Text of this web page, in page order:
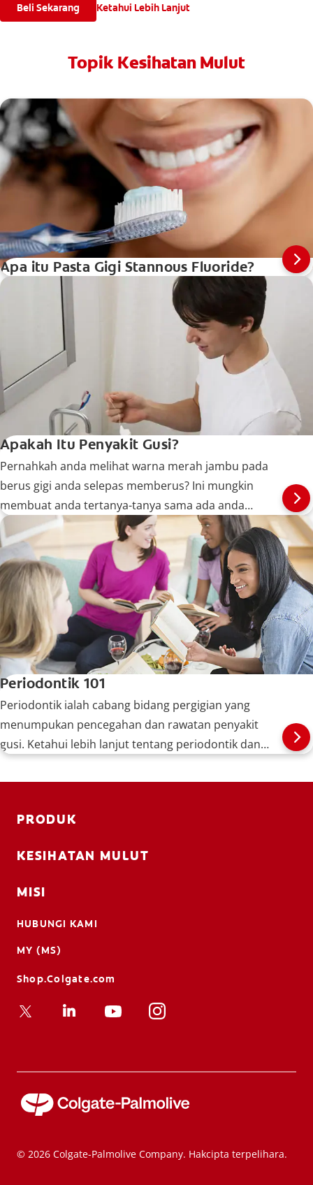
Beli Sekarang Ketahui Lebih Lanjut
Topik Kesihatan Mulut
Apa itu Pasta Gigi Stannous Fluoride?
Apakah Itu Penyakit Gusi?
Pernahkah anda melihat warna merah jambu pada
berus gigi anda selepas memberus? Ini mungkin
membuat anda tertanya-tanya sama ada anda
menghidap penyakit gusi. Jadi, apakah itu penyakit
gusi?
Periodontik 101
Periodontik ialah cabang bidang pergigian yang
menumpukan pencegahan dan rawatan penyakit
gusi. Ketahui lebih lanjut tentang periodontik dan
PRODUK
KESIHATAN MULUT
MISI
HUBUNGI KAMI
MY (MS)
Shop.Colgate.com
© 2026 Colgate-Palmolive Company. Hakcipta terpelihara.